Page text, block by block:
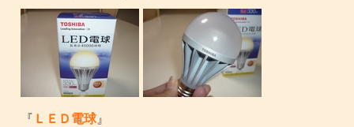
『 ＬＥＤ電球』